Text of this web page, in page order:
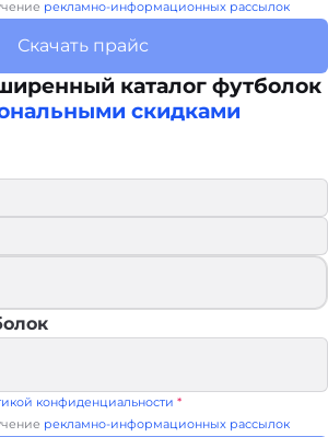
рекламно-информационных рассылок
Скачать прайс
каталог футболок
скидками
конфиденциальности *
рекламно-информационных рассылок